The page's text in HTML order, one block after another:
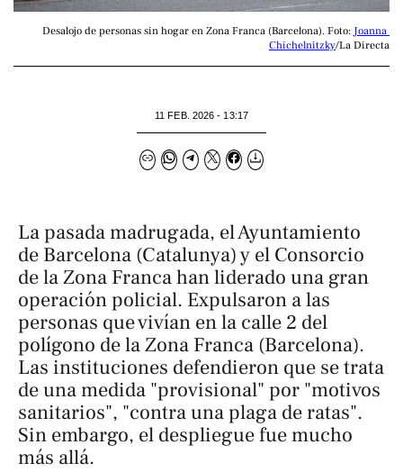
Desalojo de personas sin hogar en Zona Franca (Barcelona). Foto: Joanna
Chichelnitzky/La Directa
11 FEB. 2026 - 13:17
La pasada madrugada, el Ayuntamiento
de Barcelona (Catalunya) y el Consorcio
de la Zona Franca han liderado una gran
operación policial. Expulsaron a las
personas que vivían en la calle 2 del
polígono de la Zona Franca (Barcelona).
Las instituciones defendieron que se trata
de una medida "provisional" por "motivos
sanitarios", "contra una plaga de ratas".
Sin embargo, el despliegue fue mucho
más allá.